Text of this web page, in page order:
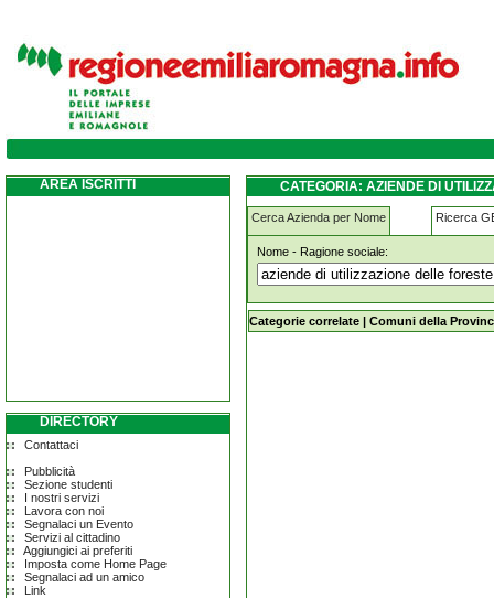
aziende-di-utilizzazione-delle-foreste-e-
AREA ISCRITTI
DIRECTORY
Contattaci
Pubblicità
Sezione studenti
I nostri servizi
Lavora con noi
Segnalaci un Evento
Servizi al cittadino
Aggiungici ai preferiti
Imposta come Home Page
Segnalaci ad un amico
Link
CATEGORIA: AZIENDE DI
Cerca Azienda per Nome Ricerca
Nome - Ragione sociale:
aziende-di-utilizzazione-delle-
Categorie correlate | Comuni della